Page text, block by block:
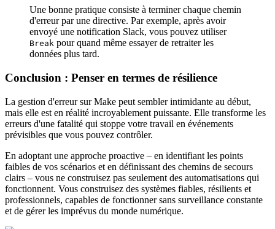
Une bonne pratique consiste à terminer chaque chemin
d'erreur par une directive. Par exemple, après avoir
envoyé une notification Slack, vous pouvez utiliser
Break pour quand même essayer de retraiter les
données plus tard.
Conclusion : Penser en termes de résilience
La gestion d'erreur sur Make peut sembler intimidante au début,
mais elle est en réalité incroyablement puissante. Elle transforme les
erreurs d'une fatalité qui stoppe votre travail en événements
prévisibles que vous pouvez contrôler.
En adoptant une approche proactive – en identifiant les points
faibles de vos scénarios et en définissant des chemins de secours
clairs – vous ne construisez pas seulement des automatisations qui
fonctionnent. Vous construisez des systèmes fiables, résilients et
professionnels, capables de fonctionner sans surveillance constante
et de gérer les imprévus du monde numérique.